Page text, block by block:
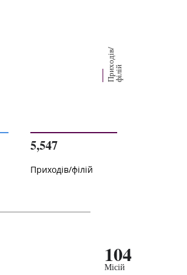
П
р
их
о
д
і
в
/
ф
і
л
ій
5,547
Приходів/філій
104
Місій